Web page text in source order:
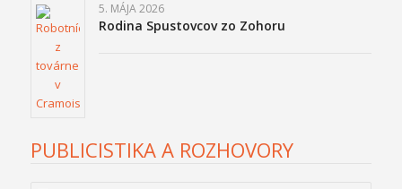
5. MÁJA 2026
Rodina Spustovcov zo Zohoru
PUBLICISTIKA A ROZHOVORY